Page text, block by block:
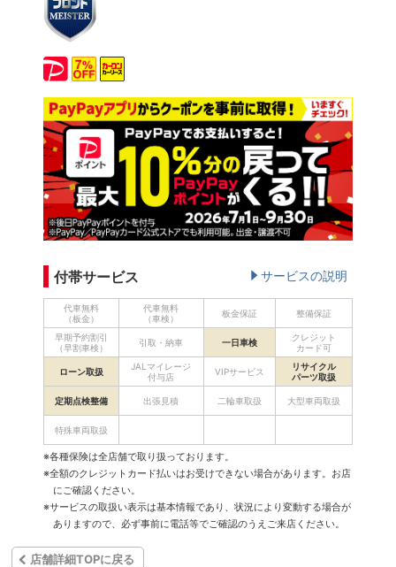
付帯サービス サービスの説明
代車無料
（板金）
代車無料
（車検）
板金保証 整備保証
早期予約割引
（早割車検）
引取・納車 一日車検
クレジット
カード可
ローン取扱
JALマイレージ
付与店
VIPサービス
リサイクル
パーツ取扱
定期点検整備 出張見積 二輪車取扱 大型車両取扱
特殊車両取扱
※各種保険は全店舗で取り扱っております。
※全額のクレジットカード払いはお受けできない場合があります。お店
にご確認ください。
※サービスの取扱い表示は基本情報であり、状況により変動する場合が
ありますので、必ず事前に電話等でご確認のうえご来店ください。
店舗詳細TOPに戻る